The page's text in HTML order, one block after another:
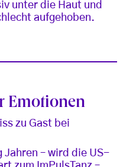
unter die Haut und
aufgehoben.
Emotionen
zu Gast bei
Jahren – wird die US-